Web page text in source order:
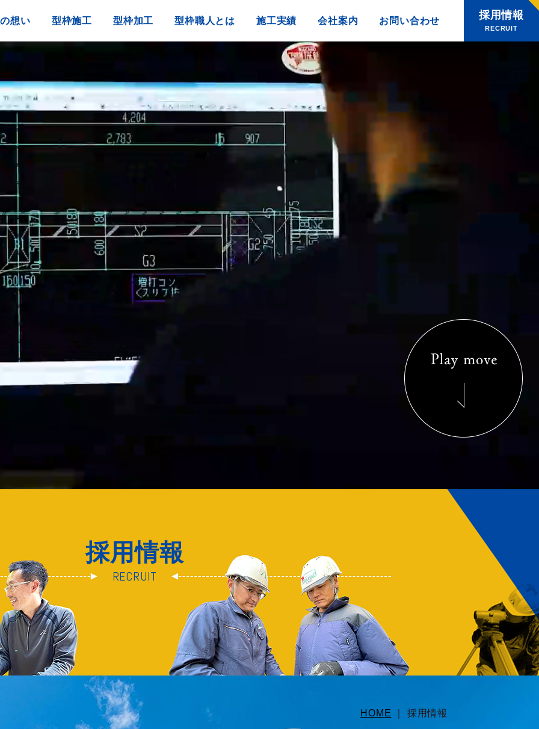
想い 型枠施工 型枠加工 型枠職人とは 施工実績 会社案内 お問い合わせ 採用情報
RECRUIT
採用情報
RECRUIT
HOME 採用情報